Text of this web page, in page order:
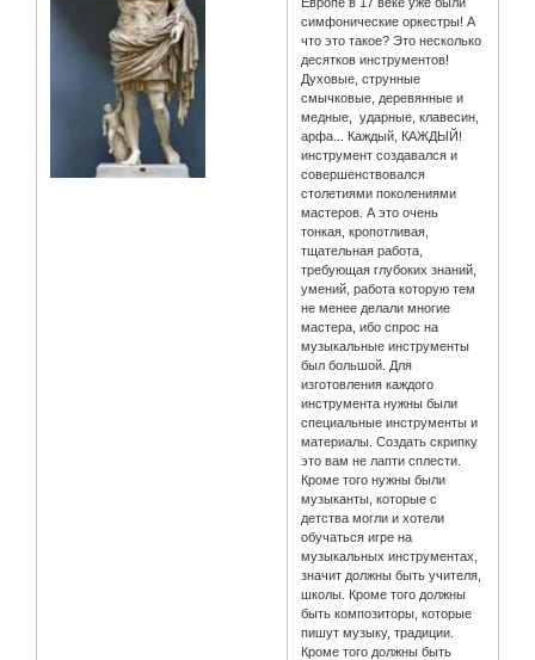
симфонические оркестры! А
что это такое? Это несколько
десятков инструментов!
Духовые, струнные
смычковые, деревянные и
медные, ударные, клавесин,
арфа... Каждый, КАЖДЫЙ!
инструмент создавался и
совершенствовался
столетиями поколениями
мастеров. А это очень
тонкая, кропотливая,
тщательная работа,
требующая глубоких знаний,
умений, работа которую тем
не менее делали многие
мастера, ибо спрос на
музыкальные инструменты
был большой. Для
изготовления каждого
инструмента нужны были
специальные инструменты и
материалы. Создать скрипку
это вам не лапти сплести.
Кроме того нужны были
музыканты, которые с
детства могли и хотели
обучаться игре на
музыкальных инструментах,
значит должны быть учителя,
школы. Кроме того должны
быть композиторы, которые
пишут музыку, традиции.
Кроме того должны быть